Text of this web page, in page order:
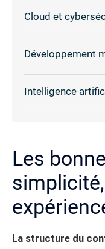
Cloud et
Développement
Intelligence
Les
La structure du